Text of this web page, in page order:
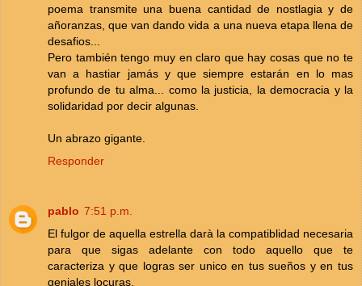
poema transmite una buena cantidad de nostlagia y de
añoranzas, que van dando vida a una nueva etapa llena de
desafios...
Pero también tengo muy en claro que hay cosas que no te
van a hastiar jamás y que siempre estarán en lo mas
profundo de tu alma... como la justicia, la democracia y la
solidaridad por decir algunas.
Un abrazo gigante.
Responder
pablo 7:51 p.m.
El fulgor de aquella estrella darà la compatiblidad necesaria
para que sigas adelante con todo aquello que te
caracteriza y que logras ser unico en tus sueños y en tus
geniales locuras.